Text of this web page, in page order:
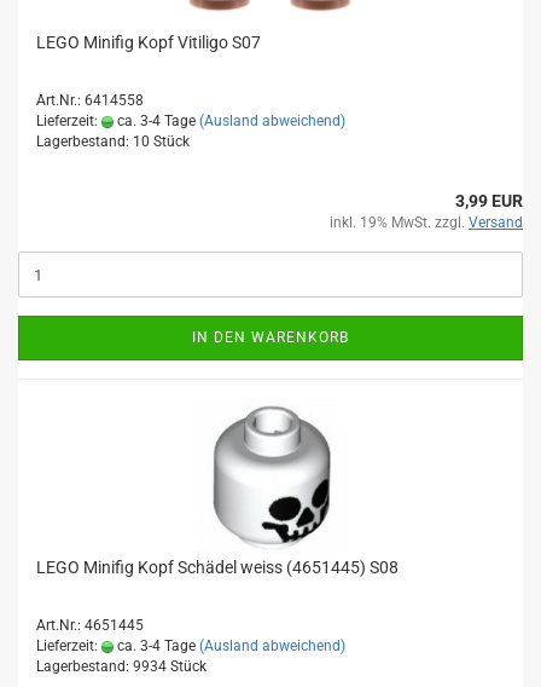
LEGO Minifig Kopf Vitiligo S07
Art.Nr.: 6414558
Lieferzeit:
ca. 3-4 Tage (Ausland abweichend)
Lagerbestand: 10 Stück
3,99 EUR
inkl. 19% MwSt. zzgl. Versand
IN DEN WARENKORB
LEGO Minifig Kopf Schädel weiss (4651445) S08
Art.Nr.: 4651445
Lieferzeit:
ca. 3-4 Tage (Ausland abweichend)
Lagerbestand: 9934 Stück